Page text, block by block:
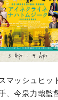
ッシュヒッ
、今泉力哉監